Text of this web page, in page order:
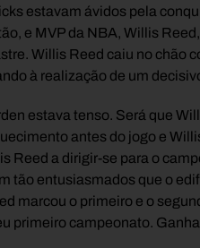
estavam ávidos pela
e MVP da NBA, Willis
Willis Reed caiu no chão
à realização de um
estava tenso. Será que
antes do jogo e
Reed a dirigir-se para o
tão entusiasmados que o
marcou o primeiro e o
primeiro campeonato.